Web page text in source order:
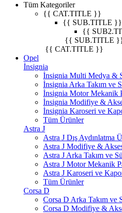
Tüm Kategoriler
{{ CAT.TITLE }}
{{ SUB.TITLE }}
{{
{{ SUB.TITLE
{{ CAT.TITLE }}
Opel
İnsignia
İnsignia Multi Medya &
İnsignia Arka Takım ve
İnsignia Motor Mekanik
İnsignia Modifiye &
İnsignia Karoseri ve
Tüm Ürünler
Astra J
Astra J Dış Aydınlatma
Astra J Modifiye &
Astra J Arka Takım ve
Astra J Motor Mekanik
Astra J Karoseri ve
Tüm Ürünler
Corsa D
Corsa D Arka Takım ve
Corsa D Modifiye &